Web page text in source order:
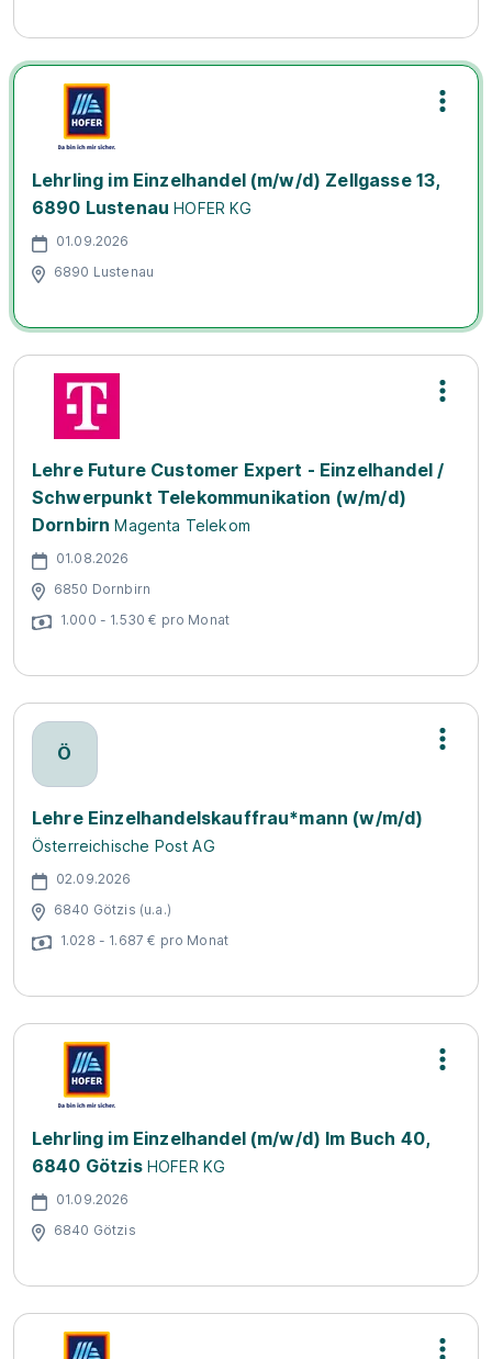
Lehrling im Einzelhandel (m/w/d) Zellgasse 13,
6890 Lustenau HOFER KG
01.09.2026
6890 Lustenau
Lehre Future Customer Expert - Einzelhandel /
Schwerpunkt Telekommunikation (w/m/d)
Dornbirn Magenta Telekom
01.08.2026
6850 Dornbirn
1.000 - 1.530 € pro Monat
Ö
Lehre Einzelhandelskauffrau*mann (w/m/d)
Österreichische Post AG
02.09.2026
6840 Götzis (u.a.)
1.028 - 1.687 € pro Monat
Lehrling im Einzelhandel (m/w/d) Im Buch 40,
6840 Götzis HOFER KG
01.09.2026
6840 Götzis